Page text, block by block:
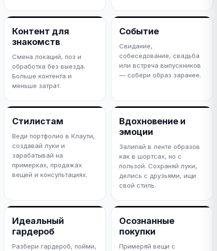
Контент для
знакомств
Смена локаций, поз и
обработка без выезда.
Больше контента и
меньше затрат.
Событие
Свидание,
собеседование, свадьба
или встреча выпускников
— собери образ заранее.
Стилистам
Веди портфолио в Клаути,
создавай луки и
зарабатывай на
примерках, продажах
вещей и консультациях.
Вдохновение и
эмоции
Залипай в ленте образов
как в шортсах, но с
пользой. Сохраняй луки,
делись с друзьями, ищи
свой стиль.
Идеальный
гардероб
Разбери гардероб, пойми,
Осознанные
покупки
Примеряй вещи с